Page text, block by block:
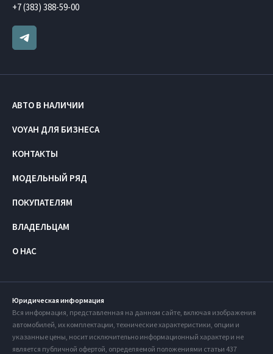
+7 (383) 388-59-00
АВТО В НАЛИЧИИ
VOYAH ДЛЯ БИЗНЕСА
КОНТАКТЫ
МОДЕЛЬНЫЙ РЯД
ПОКУПАТЕЛЯМ
ВЛАДЕЛЬЦАМ
О НАС
Юридическая информация
Вся информация, представленная на данном сайте, включая изображения
автомобилей, их комплектации, технические характеристики, опции и
указанные цены, носит исключительно информационный характер и не
является публичной офертой, определяемой положениями статьи 437